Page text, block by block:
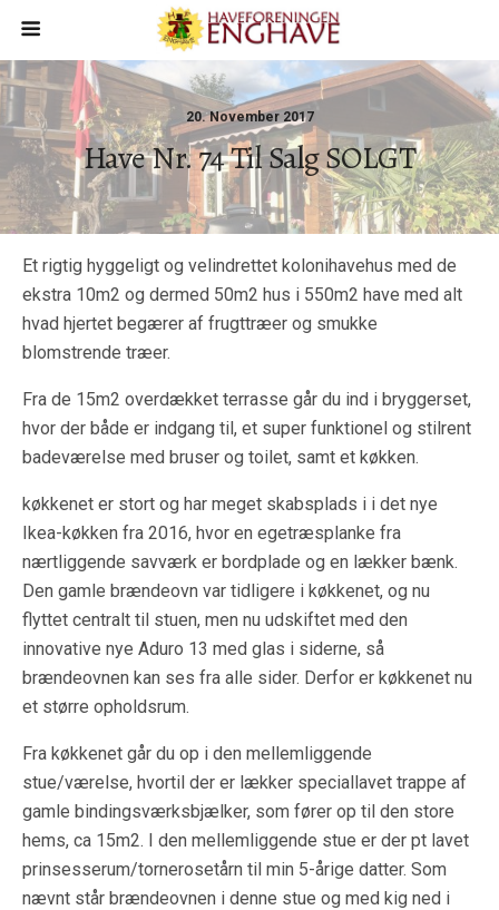
20. November 2017
Have Nr. 74 Til Salg SOLGT
Et rigtig hyggeligt og velindrettet kolonihavehus med de
ekstra 10m2 og dermed 50m2 hus i 550m2 have med alt
hvad hjertet begærer af frugttræer og smukke
blomstrende træer.
Fra de 15m2 overdækket terrasse går du ind i bryggerset,
hvor der både er indgang til, et super funktionel og stilrent
badeværelse med bruser og toilet, samt et køkken.
køkkenet er stort og har meget skabsplads i i det nye
Ikea-køkken fra 2016, hvor en egetræsplanke fra
nærtliggende savværk er bordplade og en lækker bænk.
Den gamle brændeovn var tidligere i køkkenet, og nu
flyttet centralt til stuen, men nu udskiftet med den
innovative nye Aduro 13 med glas i siderne, så
brændeovnen kan ses fra alle sider. Derfor er køkkenet nu
et større opholdsrum.
Fra køkkenet går du op i den mellemliggende
stue/værelse, hvortil der er lækker speciallavet trappe af
gamle bindingsværksbjælker, som fører op til den store
hems, ca 15m2. I den mellemliggende stue er der pt lavet
prinsesserum/tornerosetårn til min 5-årige datter. Som
nævnt står brændeovnen i denne stue og med kig ned i